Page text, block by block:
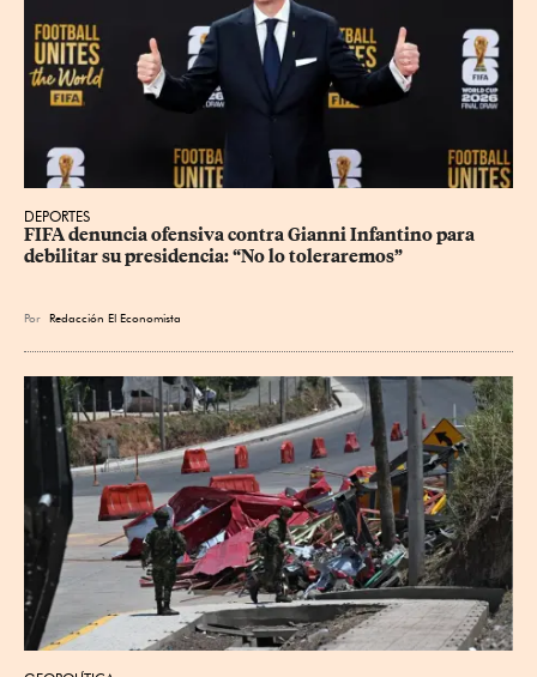
DEPORTES
FIFA denuncia ofensiva contra Gianni Infantino para
debilitar su presidencia: “No lo toleraremos”
Por Redacción El Economista